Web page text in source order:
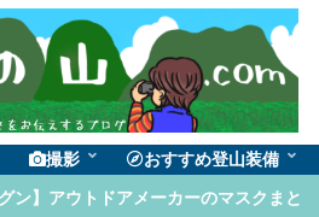
撮影 おすすめ登山装備
ン】アウトドアメーカーのマスクまと